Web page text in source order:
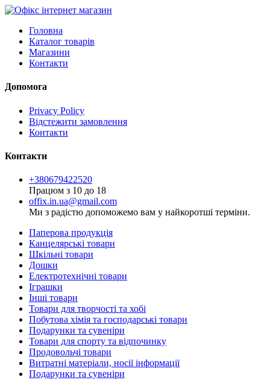
Головна
Каталог товарів
Магазини
Контакти
Допомога
Privacy Policy
Відстежити замовлення
Контакти
Контакти
+380679422520
Працюм з 10 до 18
offix.in.ua@gmail.com
Ми з радістю допоможемо вам у найкоротші терміни.
Паперова продукція
Канцелярські товари
Шкільні товари
Дошки
Електротехнічні товари
Іграшки
Інші товари
Товари для творчості та хобі
Побутова хімія та господарські товари
Подарунки та сувеніри
Товари для спорту та відпочинку
Продовольчі товари
Витратні матеріали, носії інформації
Подарунки та сувеніри